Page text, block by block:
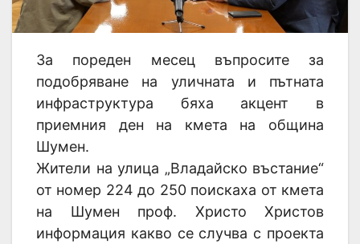
За пореден месец въпросите за
подобряване на уличната и пътната
инфраструктура бяха акцент в
приемния ден на кмета на община
Шумен.
Жители на улица „Владайско въстание“
от номер 224 до 250 поискаха от кмета
на Шумен проф. Христо Христов
информация какво се случва с проекта